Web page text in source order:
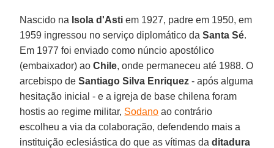
Nascido na Isola d'Asti em 1927, padre em 1950, em
1959 ingressou no serviço diplomático daSanta Sé.
Em 1977 foi enviado como núncio apostólico
(embaixador) aoChile, onde permaneceu até 1988. O
arcebispo deSantiago Silva Enriquez - após alguma
hesitação inicial - e a igreja de base chilena foram
hostis ao regime militar, Sodano ao contrário
escolheu a via da colaboração, defendendo mais a
instituição eclesiástica do que as vítimas daditadura